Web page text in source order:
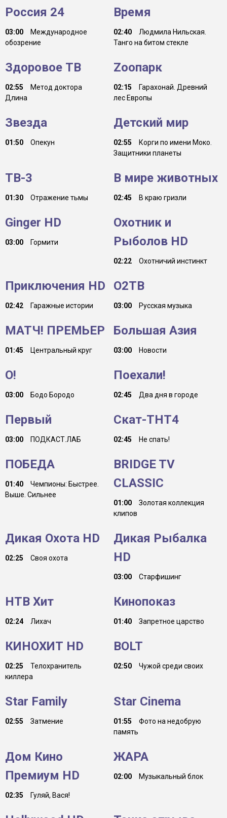
Россия 24
03:00
Международное
обозрение
Время
02:40
Людмила Нильская.
Танго на битом стекле
Здоровое ТВ
02:55
Метод доктора
Длина
Zooпарк
02:15
Гарахонай. Древний
лес Европы
Звезда
01:50 Опекун
Детский мир
02:55
Корги по имени Моко.
Защитники планеты
ТВ-3
01:30 Отражение тьмы
В мире животных
02:45 В краю гризли
Ginger HD
03:00 Гормити
Охотник и
Рыболов HD
02:22 Охотничий инстинкт
Приключения HD
02:42 Гаражные истории
О2ТВ
03:00 Русская музыка
МАТЧ! ПРЕМЬЕР
01:45 Центральный круг
Большая Азия
03:00 Новости
О!
03:00 Бодо Бородо
Поехали!
02:45 Два дня в городе
Первый
03:00 ПОДКАСТ.ЛАБ
Скат-ТНТ4
02:45 Не спать!
ПОБЕДА
01:40
Чемпионы: Быстрее.
Выше. Сильнее
BRIDGE TV
CLASSIC
01:00
Золотая коллекция
клипов
Дикая Охота HD
02:25 Своя охота
Дикая Рыбалка
HD
03:00 Старфишинг
НТВ Хит
02:24 Лихач
Кинопоказ
01:40 Запретное царство
КИНОХИТ HD
02:25
Телохранитель
киллера
BOLT
02:50 Чужой среди своих
Star Family
02:55 Затмение
Star Cinema
01:55
Фото на недобрую
память
Дом Кино
Премиум HD
02:35 Гуляй, Вася!
ЖАРА
02:00 Музыкальный блок